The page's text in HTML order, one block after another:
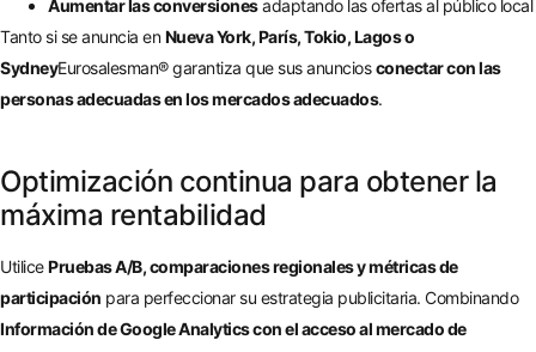
Aumentar las conversionesadaptando las ofertas al público local
Tanto si se anuncia enNueva York, París, Tokio, Lagos o
SydneyEurosalesman® garantiza que sus anunciosconectar con las
personas adecuadas en los mercados adecuados.
Optimización continua para obtener la
máxima rentabilidad
UtilicePruebas A/B, comparaciones regionales y métricas de
participación para perfeccionar su estrategia publicitaria. Combinando
Información de Google Analytics con el acceso al mercado de